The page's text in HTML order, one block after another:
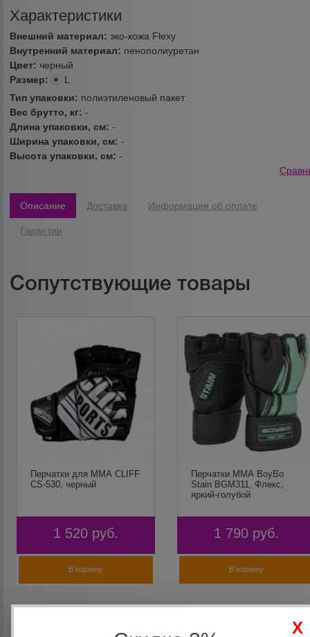
Характеристики
Внешний материал:эко-кожа Flexy
Внутренний материал: пенополиуретан
Цвет: черный
Размер:
L
Тип упаковки: полиэтиленовый пакет
Вес брутто, кг:-
Длина упаковки, см:-
Ширина упаковки, см:-
Высота упаковки, см:-
Описание Доставка Информация об оплате
Гарантии
Сопутствующие товары
Перчатки для ММА CLIFF
CS-530, черный
1 520 руб.
В корзину
Перчатки ММА BoyBo
Stain BGM311, Флекс,
яркий-голубой
1 790 руб.
В корзину